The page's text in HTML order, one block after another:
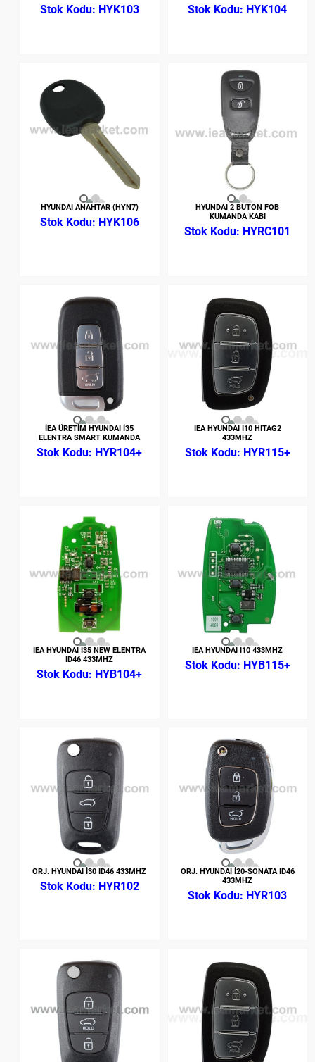
HYK103 HYK104
HYUNDAI ANAHTAR (HYN7)
HYK106
HYUNDAI 2 BUTON FOB
KUMANDA KABI
HYRC101
İEA ÜRETİM HYUNDAI İ35
ELENTRA SMART KUMANDA
HYR104+
IEA HYUNDAI I10 HITAG2
433MHZ
HYR115+
IEA HYUNDAI İ35 NEW ELENTRA
ID46 433MHZ
HYB104+
IEA HYUNDAI I10 433MHZ
HYB115+
ORJ. HYUNDAI İ30 ID46 433MHZ
HYR102
ORJ. HYUNDAI İ20-SONATA ID46
433MHZ
HYR103